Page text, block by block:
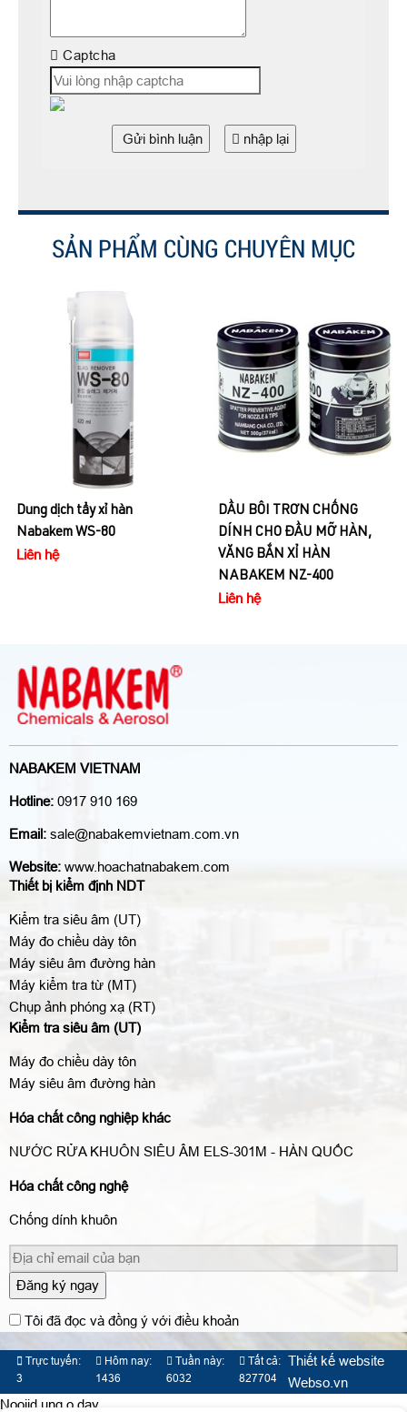
Captcha
Gửi bình luận nhập lại
SẢN PHẨM CÙNG CHUYÊN MỤC
DẦU BÔI TRƠN CHỐNG
DÍNH CHO ĐẦU MỠ HÀN,
VĂNG BẮN XỈ HÀN
Nabakem SSR-220
Liên hệ
NABAKEM VIETNAM
Hotline: 0917 910 169
Email: sale@nabakemvietnam.com.vn
Website: www.hoachatnabakem.com
Thiết bị kiểm định NDT
Kiểm tra siêu âm (UT)
Máy đo chiều dày tôn
Máy siêu âm đường hàn
Máy kiểm tra từ (MT)
Chụp ảnh phóng xạ (RT)
Kiểm tra siêu âm (UT)
Máy đo chiều dày tôn
Máy siêu âm đường hàn
Hóa chất công nghiệp khác
NƯỚC RỬA KHUÔN SIÊU ÂM ELS-301M - HÀN QUỐC
Hóa chất công nghệ
Chống dính khuôn
Đăng ký ngay
Tôi đã đọc và đồng ý với điều khoản
Trực tuyến:
3
Hôm nay:
1436
Tuần này:
6032
Tất cả:
827704
Thiết kế website
Webso.vn
Nooijd ung o day